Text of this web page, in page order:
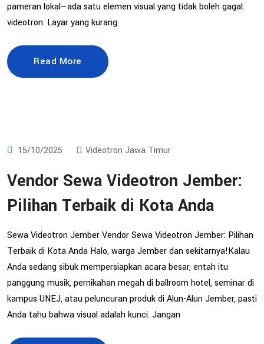
pameran lokal—ada satu elemen visual yang tidak boleh gagal:
videotron. Layar yang kurang
Read More
15/10/2025 Videotron Jawa Timur
Vendor Sewa Videotron Jember:
Pilihan Terbaik di Kota Anda
Sewa Videotron Jember Vendor Sewa Videotron Jember: Pilihan
Terbaik di Kota Anda Halo, warga Jember dan sekitarnya!Kalau
Anda sedang sibuk mempersiapkan acara besar, entah itu
panggung musik, pernikahan megah di ballroom hotel, seminar di
kampus UNEJ, atau peluncuran produk di Alun-Alun Jember, pasti
Anda tahu bahwa visual adalah kunci. Jangan